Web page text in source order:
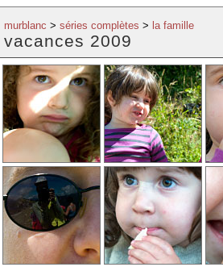
murblanc > séries complètes > la famille
vacances 2009